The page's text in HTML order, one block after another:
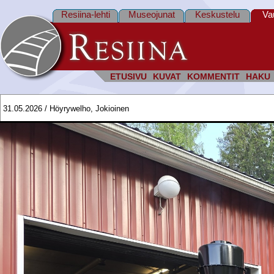
ETUSIVU KUVAT KOMMENTIT HAKU
Resiina-lehti Museojunat Keskustelu
31.05.2026 / Höyrywelho, Jokioinen